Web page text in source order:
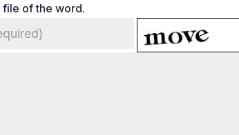
file of the word.